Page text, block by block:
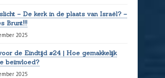
– De kerk in de plaats van Israël? –
Brunt!!!
2025
de Eindtijd #24 | Hoe gemakkelijk
beïnvloed?
2025